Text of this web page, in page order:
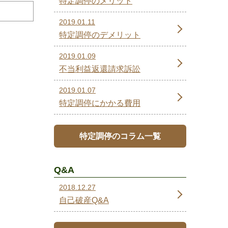
2019.01.11
特定調停のデメリット
2019.01.09
不当利益返還請求訴訟
2019.01.07
特定調停にかかる費用
特定調停のコラム一覧
Q&A
2018.12.27
自己破産Q&A